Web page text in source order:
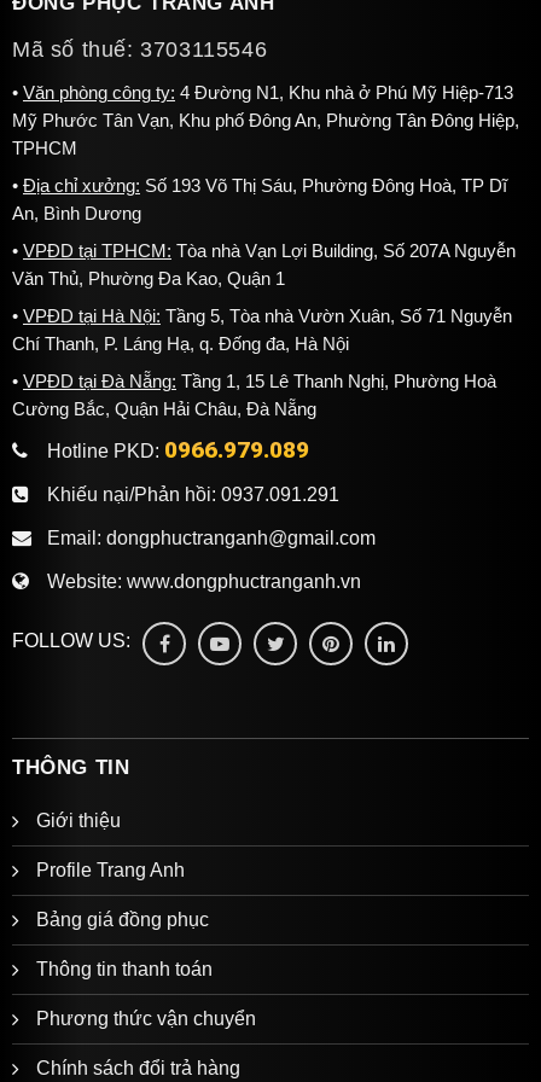
Tất cả các vị trí trong khách sạn đều cần được
mặc đồng phục phù hợp với đúng size và đúng
form. Lúc này người mặc sẽ cảm thấy thoải mái,
dễ chịu và làm việc tốt hơn. Thông thường vị trí
lễ tân, quản lý sẽ mặc đồng phục fix với dáng
người. Bộ phận vệ sinh và dọn phòng có trang
phục rộng rãi hơn để có thể dễ dàng vận động.
Thiết kế Đồng phục nhà hàng San Fu Lou thể hiện
được phong cách Trung Hoa mà nhà hàng hướng
3. Cần có đồng phục chuyên biệt cho các bộ
phận
Khách sạn sẽ có nhiều vị trí khác nhau với số
lượng nhân viên đông đảo như lễ tân, bellman,
Mã số thuế: 3703115546
Văn phòng công ty: 4 Đường N1, Khu nhà ở Phú Mỹ Hiệp-713
Mỹ Phước Tân Vạn, Khu phố Đông An, Phường Tân Đông Hiệp,
TPHCM
Địa chỉ xưởng: Số 193 Võ Thị Sáu, Phường Đông Hoà, TP Dĩ
An, Bình Dương
VPĐD tại TPHCM: Tòa nhà Vạn Lợi Building, Số 207A Nguyễn
Văn Thủ, Phường Đa Kao, Quận 1
VPĐD tại Hà Nội: Tầng 5, Tòa nhà Vườn Xuân, Số 71 Nguyễn
Chí Thanh, P. Láng Hạ, q. Đống đa, Hà Nội
VPĐD tại Đà Nẵng: Tầng 1, 15 Lê Thanh Nghị, Phường Hoà
Cường Bắc, Quận Hải Châu, Đà Nẵng
Hotline PKD: 0966.979.089
Khiếu nại/Phản hồi: 0937.091.291
Email: dongphuctranganh@gmail.com
Website: www.dongphuctranganh.vn
FOLLOW US:
THÔNG TIN
Giới thiệu
Profile Trang Anh
Bảng giá đồng phục
Thông tin thanh toán
Phương thức vận chuyển
Chính sách đổi trả hàng